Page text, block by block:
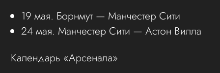
19 мая. Борнмут — Манчестер Сити
24 мая. Манчестер Сити — Астон Вилла
Календарь «Арсенала»